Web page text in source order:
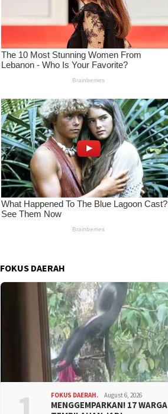
FOKUS DAERAH
FOKUS DAERAH. August 6, 2026
MENGGEMPARKAN! 17 WARGA